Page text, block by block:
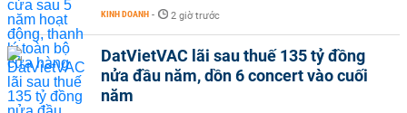
KINH DOANH - 2 giờ trước
DatVietVAC lãi sau thuế 135 tỷ đồng
nửa đầu năm, dồn 6 concert vào cuối
năm